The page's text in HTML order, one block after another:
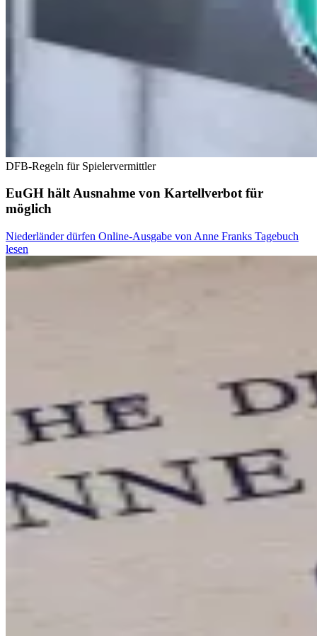
DFB-Regeln für Spielervermittler
EuGH hält Ausnahme von Kartellverbot für
möglich
Niederländer dürfen Online-Ausgabe von Anne Franks Tagebuch
lesen